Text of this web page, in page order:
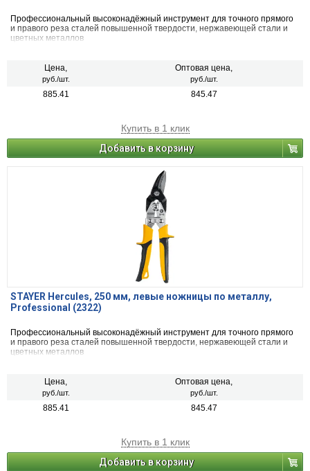
Профессиональный высоконадёжный инструмент для точного прямого
и правого реза сталей повышенной твердости, нержавеющей стали и
цветных металлов
Цена,
руб./шт.
Оптовая цена,
руб./шт.
885.41 845.47
Купить в 1 клик
Добавить в корзину
STAYER Hercules, 250 мм, левые ножницы по металлу,
Professional (2322)
Профессиональный высоконадёжный инструмент для точного прямого
и правого реза сталей повышенной твердости, нержавеющей стали и
цветных металлов
Цена,
руб./шт.
Оптовая цена,
руб./шт.
885.41 845.47
Купить в 1 клик
Добавить в корзину